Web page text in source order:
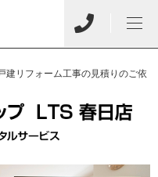
建リフォーム工事の見積りのご依